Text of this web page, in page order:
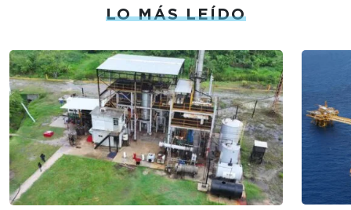
LO MÁS LEÍDO